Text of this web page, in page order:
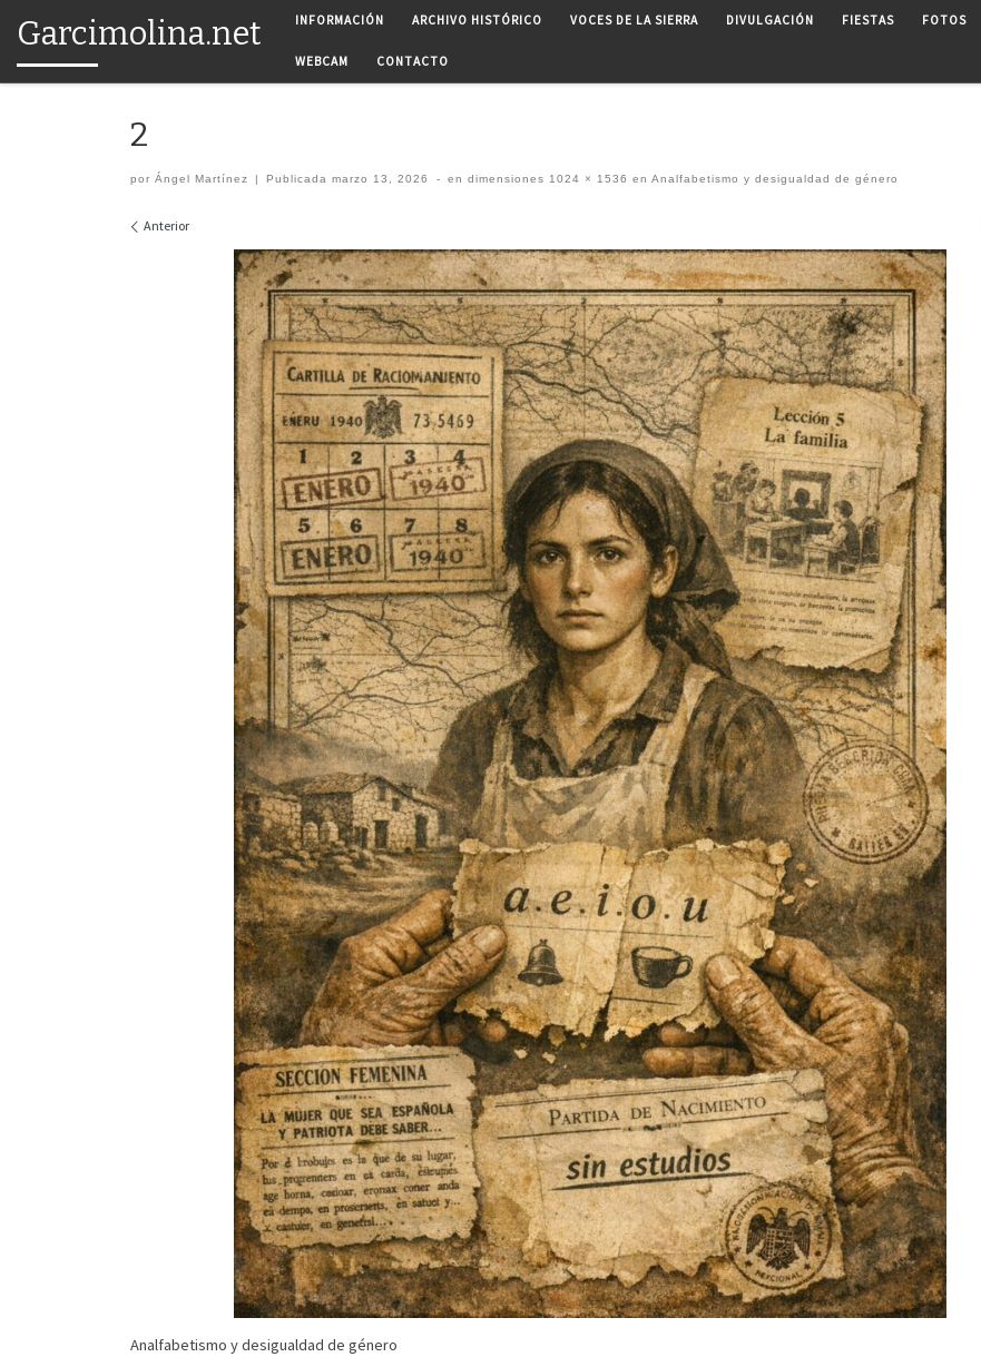
Saltar al contenido
Garcimolina.net INFORMACIÓN ARCHIVO HISTÓRICO VOCES DE LA SIERRA DIVULGACIÓN FIESTAS FOTOS
WEBCAM CONTACTO
2
por Ángel Martínez | Publicadamarzo 13, 2026 - en dimensiones 1024 × 1536 en Analfabetismo y desigualdad de género
Navegación de imágenes
Anterior
Analfabetismo y desigualdad de género